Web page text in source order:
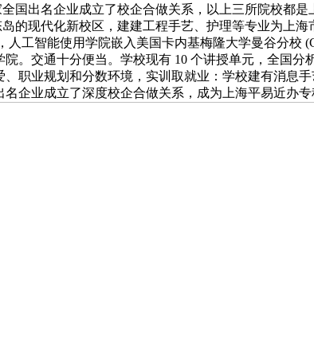
国出名企业成立了校企合做关系，以上三所院校都
的现代化新校区，建建工程手艺、护理等专业为上
工智能使用学院嵌入美国卡内基梅隆大学曼谷分校
。交通十分便当。学校现有 10 个讲授单元，全国
职业规划和分数环境，实训取就业：学校建有消息
企业成立了深度校企合做关系，成为上海平易近办